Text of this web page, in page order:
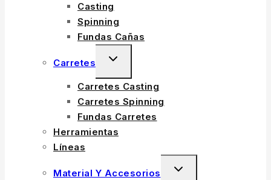
Casting
Spinning
Fundas Cañas
Carretes
Carretes Casting
Carretes Spinning
Fundas Carretes
Herramientas
Líneas
Material Y Accesorios